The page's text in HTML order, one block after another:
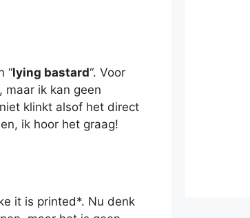
“lying bastard“. Voor
maar ik kan geen
klinkt alsof het direct
ik hoor het graag!
it is printed*. Nu denk